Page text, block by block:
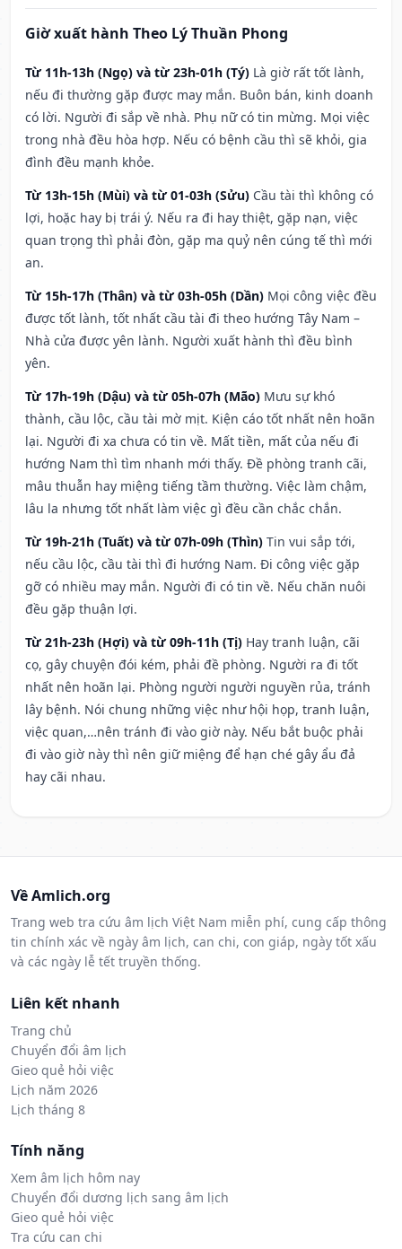
Giờ xuất hành Theo Lý Thuần Phong
Từ 11h-13h (Ngọ) và từ 23h-01h (Tý) Là giờ rất tốt lành,
nếu đi thường gặp được may mắn. Buôn bán, kinh doanh
có lời. Người đi sắp về nhà. Phụ nữ có tin mừng. Mọi việc
trong nhà đều hòa hợp. Nếu có bệnh cầu thì sẽ khỏi, gia
đình đều mạnh khỏe.
Từ 13h-15h (Mùi) và từ 01-03h (Sửu) Cầu tài thì không có
lợi, hoặc hay bị trái ý. Nếu ra đi hay thiệt, gặp nạn, việc
quan trọng thì phải đòn, gặp ma quỷ nên cúng tế thì mới
an.
Từ 15h-17h (Thân) và từ 03h-05h (Dần) Mọi công việc đều
được tốt lành, tốt nhất cầu tài đi theo hướng Tây Nam –
Nhà cửa được yên lành. Người xuất hành thì đều bình
yên.
Từ 17h-19h (Dậu) và từ 05h-07h (Mão) Mưu sự khó
thành, cầu lộc, cầu tài mờ mịt. Kiện cáo tốt nhất nên hoãn
lại. Người đi xa chưa có tin về. Mất tiền, mất của nếu đi
hướng Nam thì tìm nhanh mới thấy. Đề phòng tranh cãi,
mâu thuẫn hay miệng tiếng tầm thường. Việc làm chậm,
lâu la nhưng tốt nhất làm việc gì đều cần chắc chắn.
Từ 19h-21h (Tuất) và từ 07h-09h (Thìn) Tin vui sắp tới,
nếu cầu lộc, cầu tài thì đi hướng Nam. Đi công việc gặp
gỡ có nhiều may mắn. Người đi có tin về. Nếu chăn nuôi
đều gặp thuận lợi.
Từ 21h-23h (Hợi) và từ 09h-11h (Tị) Hay tranh luận, cãi
cọ, gây chuyện đói kém, phải đề phòng. Người ra đi tốt
nhất nên hoãn lại. Phòng người người nguyền rủa, tránh
lây bệnh. Nói chung những việc như hội họp, tranh luận,
việc quan,…nên tránh đi vào giờ này. Nếu bắt buộc phải
đi vào giờ này thì nên giữ miệng để hạn ché gây ẩu đả
hay cãi nhau.
Về Amlich.org
Trang web tra cứu âm lịch Việt Nam miễn phí, cung cấp thông
tin chính xác về ngày âm lịch, can chi, con giáp, ngày tốt xấu
và các ngày lễ tết truyền thống.
Liên kết nhanh
Trang chủ
Chuyển đổi âm lịch
Gieo quẻ hỏi việc
Lịch năm 2026
Lịch tháng 8
Tính năng
Xem âm lịch hôm nay
Chuyển đổi dương lịch sang âm lịch
Gieo quẻ hỏi việc
Tra cứu can chi